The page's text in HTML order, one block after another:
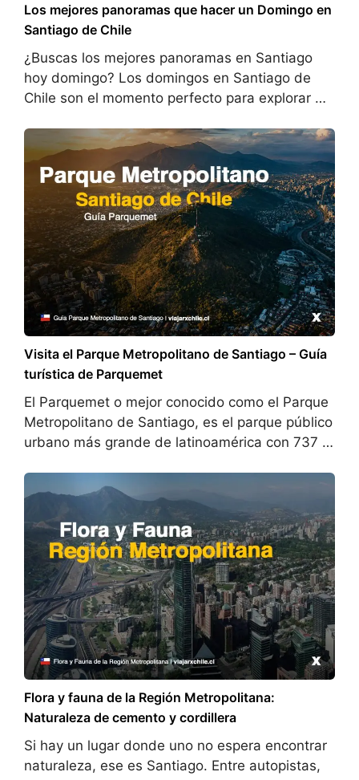
Los mejores panoramas que hacer un Domingo en
Santiago de Chile
¿Buscas los mejores panoramas en Santiago
hoy domingo? Los domingos en Santiago de
Chile son el momento perfecto para explorar …
Visita el Parque Metropolitano de Santiago – Guía
turística de Parquemet
El Parquemet o mejor conocido como el Parque
Metropolitano de Santiago, es el parque público
urbano más grande de latinoamérica con 737 …
Flora y fauna de la Región Metropolitana:
Naturaleza de cemento y cordillera
Si hay un lugar donde uno no espera encontrar
naturaleza, ese es Santiago. Entre autopistas,